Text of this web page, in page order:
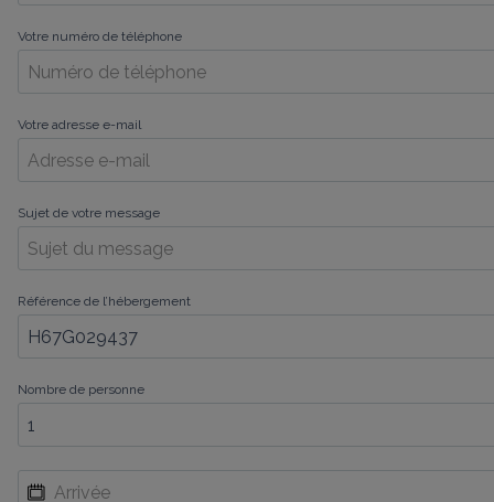
Votre numéro de téléphone
Votre adresse e-mail
Sujet de votre message
Référence de l’hébergement
Nombre de personne